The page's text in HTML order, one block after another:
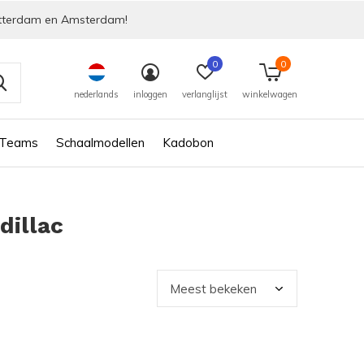
Schaalmodellen Kadobon
nederlands inloggen verlanglijst
0
winkelwagen
0
en Amsterdam!